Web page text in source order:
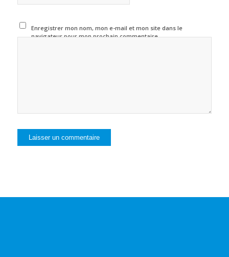
Enregistrer mon nom, mon e-mail et mon site dans le
navigateur pour mon prochain commentaire.